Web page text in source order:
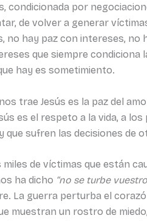
condicionada por
de volver a generar
no hay paz con intereses,
que siempre condiciona
hay es sometimiento.
trae Jesús es la paz del
es el respeto a la vida, a
que sufren las decisiones de
miles de víctimas que están
ha dicho “no se turbe
La guerra perturba el
muestran un rostro de